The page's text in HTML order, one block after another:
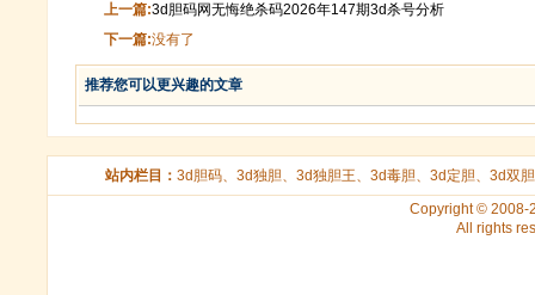
上一篇:3d胆码网无悔绝杀码2026年147期3d杀号分析
下一篇:没有了
推荐您可以更兴趣的文章
站内栏目： 3d胆码、 3d独胆、 3d独胆王、 3d毒胆、 3d定胆、 3d双胆
Copyright © 2008-
All rights